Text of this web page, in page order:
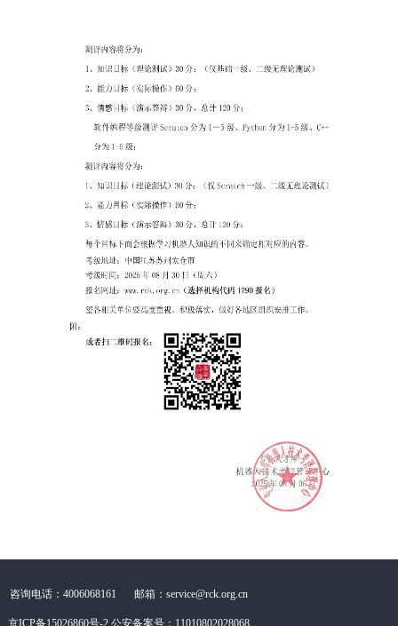
咨询电话：4006068161 邮箱：service@rck.org.cn
京ICP备15026860号-2公安备案号：11010802028068